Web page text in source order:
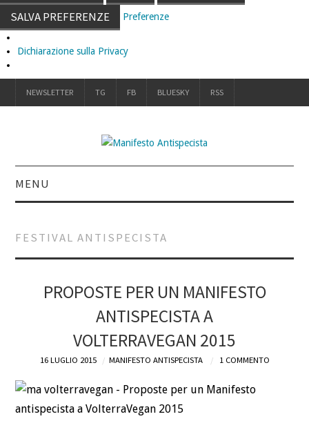
SALVA PREFERENZE
Preferenze
Dichiarazione sulla Privacy
NEWSLETTER TG FB BLUESKY RSS
MENU
ACQUISTALO
DEFINIZIONI
CHI
BLOG
FESTIVAL ANTISPECISTA
PROPOSTE PER UN MANIFESTO
ANTISPECISTA A
VOLTERRAVEGAN 2015
16 LUGLIO 2015 MANIFESTO ANTISPECISTA 1 COMMENTO